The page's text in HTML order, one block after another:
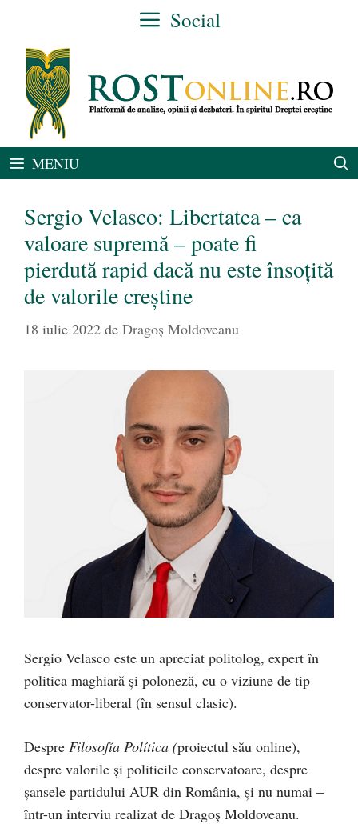
conținut
Social
MENIU
Sergio Velasco: Libertatea – ca
valoare supremă – poate fi
pierdută rapid dacă nu este însoțită
de valorile creștine
18 iulie 2022 de Dragoş Moldoveanu
Sergio Velasco este un apreciat politolog, expert în
politica maghiară și poloneză, cu o viziune de tip
conservator-liberal (în sensul clasic).
Despre Filosofía Política (proiectul său online),
despre valorile și politicile conservatoare, despre
șansele partidului AUR din România, și nu numai –
într-un interviu realizat de Dragoș Moldoveanu.